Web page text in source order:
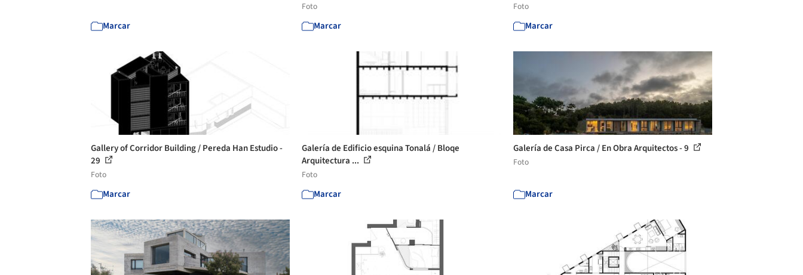
Marcar
Foto
Marcar
Foto
Marcar
Gallery of Corridor Building / Pereda Han Estudio -
29
Foto
Marcar
Galería de Edificio esquina Tonalá / Bloqe
Arquitectura ...
Foto
Marcar
Galería de Casa Pirca / En Obra Arquitectos - 9
Foto
Marcar